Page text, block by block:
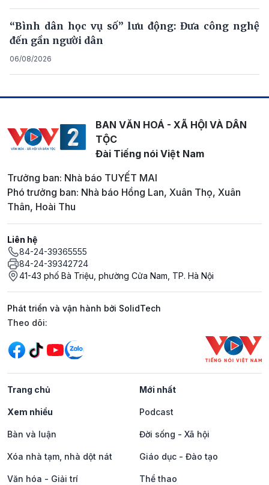
“Bình dân học vụ số” lưu động: Đưa công nghệ
đến gần người dân
06/08/2026
BAN VĂN HOÁ - XÃ HỘI VÀ DÂN
TỘC
Đài Tiếng nói Việt Nam
Trưởng ban: Nhà báo TUYẾT MAI
Phó trưởng ban: Nhà báo Hồng Lan, Xuân Thọ, Xuân
Thân, Hoài Thu
Liên hệ
84-24-39365555
84-24-39342724
41-43 phố Bà Triệu, phường Cửa Nam, TP. Hà Nội
Phát triển và vận hành bởi SolidTech
Mạng xã hội
Theo dõi:
Trang chủ Mới nhất
Xem nhiều Podcast
Bàn và luận Đời sống - Xã hội
Xóa nhà tạm, nhà dột nát Giáo dục - Đào tạo
Văn hóa - Giải trí Thể thao